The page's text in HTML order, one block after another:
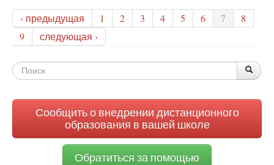
тысяч
волгоградцев
голосуют
ЗА
‹ предыдущая 1 2 3 4 5 6 7
8
9
следующая ›
Форма
Сообщить о внедрении дистанционного
образования в вашей школе
Обратиться за помощью